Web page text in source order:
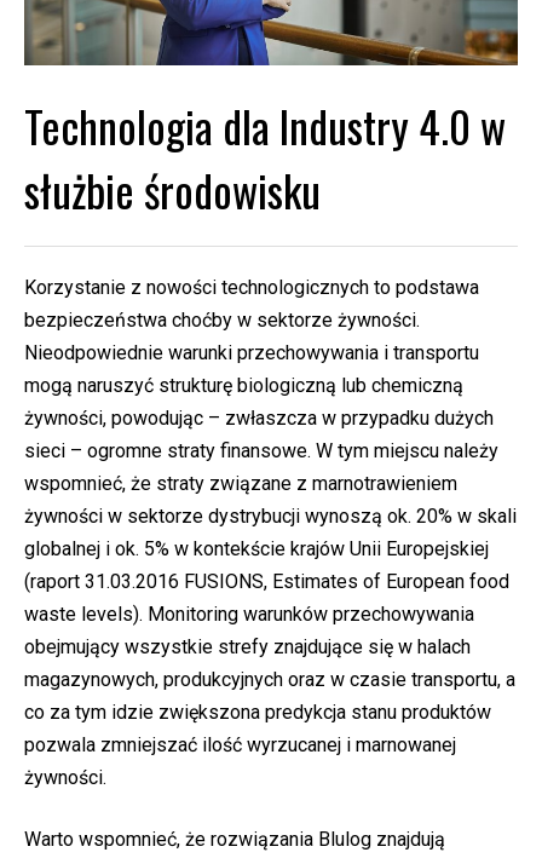
Technologia dla Industry 4.0 w
służbie środowisku
Korzystanie z nowości technologicznych to podstawa
bezpieczeństwa choćby w sektorze żywności.
Nieodpowiednie warunki przechowywania i transportu
mogą naruszyć strukturę biologiczną lub chemiczną
żywności, powodując – zwłaszcza w przypadku dużych
sieci – ogromne straty finansowe. W tym miejscu należy
wspomnieć, że straty związane z marnotrawieniem
żywności w sektorze dystrybucji wynoszą ok. 20% w skali
globalnej i ok. 5% w kontekście krajów Unii Europejskiej
(raport 31.03.2016 FUSIONS, Estimates of European food
waste levels). Monitoring warunków przechowywania
obejmujący wszystkie strefy znajdujące się w halach
magazynowych, produkcyjnych oraz w czasie transportu, a
co za tym idzie zwiększona predykcja stanu produktów
pozwala zmniejszać ilość wyrzucanej i marnowanej
żywności.
Warto wspomnieć, że rozwiązania Blulog znajdują